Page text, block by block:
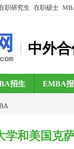
职研究生 在职硕士
中外
招生 EMBA
学和美国克